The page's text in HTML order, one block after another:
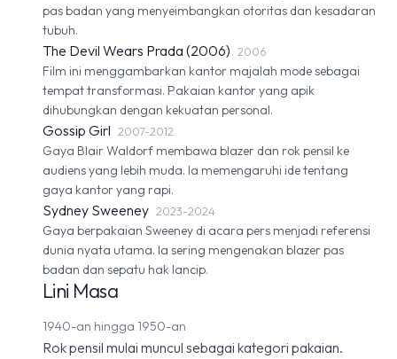
pas badan yang menyeimbangkan otoritas dan kesadaran
tubuh.
The Devil Wears Prada (2006) 2006
Film ini menggambarkan kantor majalah mode sebagai
tempat transformasi. Pakaian kantor yang apik
dihubungkan dengan kekuatan personal.
Gossip Girl 2007-2012
Gaya Blair Waldorf membawa blazer dan rok pensil ke
audiens yang lebih muda. Ia memengaruhi ide tentang
gaya kantor yang rapi.
Sydney Sweeney 2023-2024
Gaya berpakaian Sweeney di acara pers menjadi referensi
dunia nyata utama. Ia sering mengenakan blazer pas
badan dan sepatu hak lancip.
Lini Masa
1940-an hingga 1950-an
Rok pensil mulai muncul sebagai kategori pakaian.